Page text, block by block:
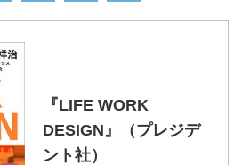
『LIFE WORK
DESIGN』（プレジデ
ント社）